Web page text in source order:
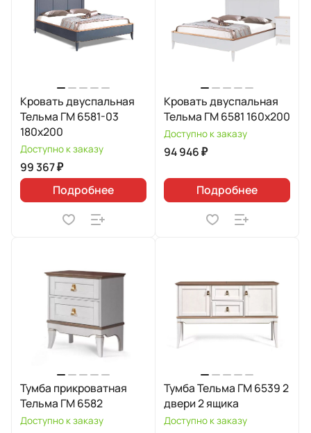
Кровать двуспальная
Тельма ГМ 6581-03
180х200
Доступно к заказу
99 367 ₽
Подробнее
Кровать двуспальная
Тельма ГМ 6581 160х200
Доступно к заказу
94 946 ₽
Подробнее
Тумба прикроватная
Тельма ГМ 6582
Доступно к заказу
Тумба Тельма ГМ 6539 2
двери 2 ящика
Доступно к заказу